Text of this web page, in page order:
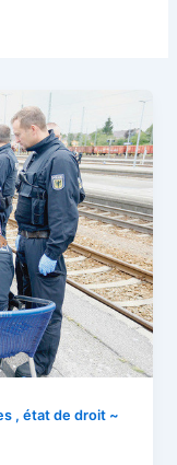
, état de droit ~